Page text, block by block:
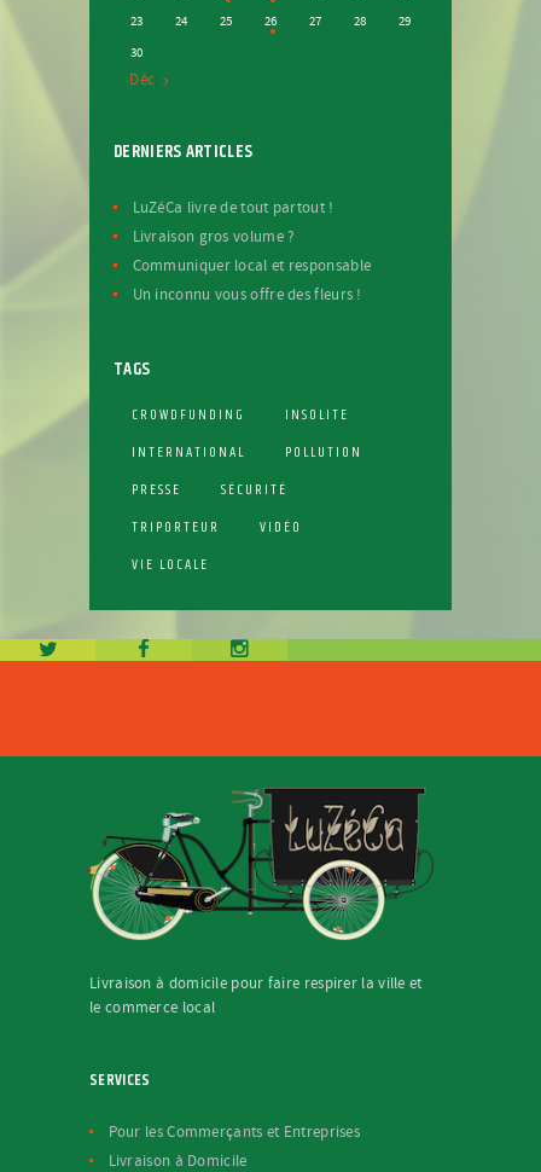
23
24 25 26 27 28
29
30
Déc »
DERNIERS ARTICLES
LuZéCa livre de tout partout !
Livraison gros volume ?
Communiquer local et responsable
Un inconnu vous offre des fleurs !
TAGS
CROWDFUNDING
INSOLITE
INTERNATIONAL
POLLUTION
PRESSE
SÉCURITÉ
TRIPORTEUR
VIDÉO
VIE LOCALE
Livraison à domicile pour faire respirer la ville et
le commerce local
SERVICES
Pour les Commerçants et Entreprises
Livraison à Domicile